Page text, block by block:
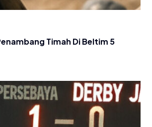
Timah Di Beltim 5